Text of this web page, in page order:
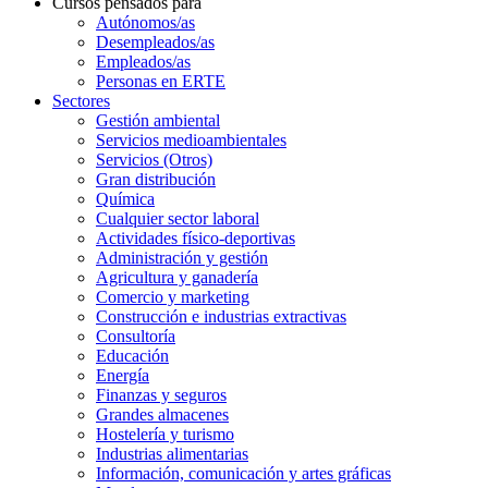
Autónomos/as
Desempleados/as
Empleados/as
Personas en ERTE
Sectores
Gestión ambiental
Servicios medioambientales
Servicios (Otros)
Gran distribución
Química
Cualquier sector laboral
Actividades físico-deportivas
Administración y gestión
Agricultura y ganadería
Comercio y marketing
Construcción e industrias extractivas
Consultoría
Educación
Energía
Finanzas y seguros
Grandes almacenes
Hostelería y turismo
Industrias alimentarias
Información, comunicación y artes gráficas